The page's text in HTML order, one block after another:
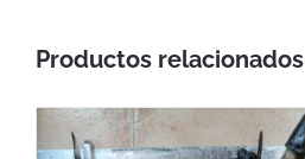
Productos relacionados